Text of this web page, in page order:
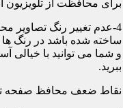
برای محافظت از تلویزیون
ساخته شده باشد در رنگ
و شما می توانید با خیالی
ببرید.
نقاط ضعف محافظ صفحه